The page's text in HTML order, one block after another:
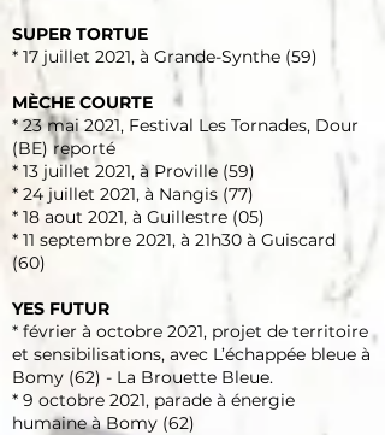
SUPER TORTUE
* 17 juillet 2021, à Grande-Synthe (59)
MÈCHE COURTE
* 23 mai 2021, Festival Les Tornades, Dour
(BE) reporté
* 13 juillet 2021, à Proville (59)
* 24 juillet 2021, à Nangis (77)
* 18 aout 2021, à Guillestre (05)
* 11 septembre 2021, à 21h30 à Guiscard
(60)
YES FUTUR
* février à octobre 2021, projet de territoire
et sensibilisations, avec L’échappée bleue à
Bomy (62) - La Brouette Bleue.
* 9 octobre 2021, parade à énergie
humaine à Bomy (62)